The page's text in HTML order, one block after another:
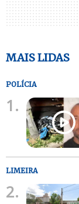
MAIS LIDAS
POLÍCIA
1.
LIMEIRA
2.